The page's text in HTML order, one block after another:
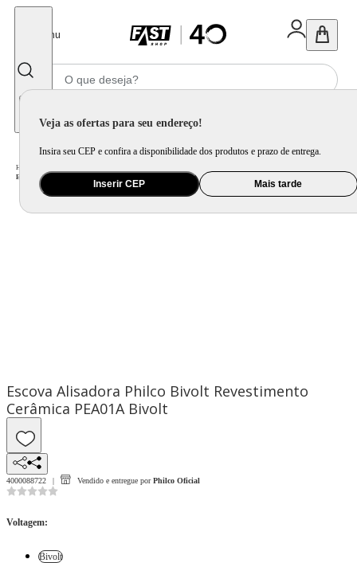
Menu
Veja as ofertas para seu endereço!
Insira seu CEP e confira a disponibilidade dos produtos e prazo de entrega.
Inserir CEP Mais tarde
Home
Escova Alisadora Philco Bivolt Revestimento Cerâmica PEA01A
Escova Alisadora Philco Bivolt Revestimento
Cerâmica PEA01A Bivolt
4000088722 Vendido e entregue por Philco Oficial
Voltagem:
Bivolt